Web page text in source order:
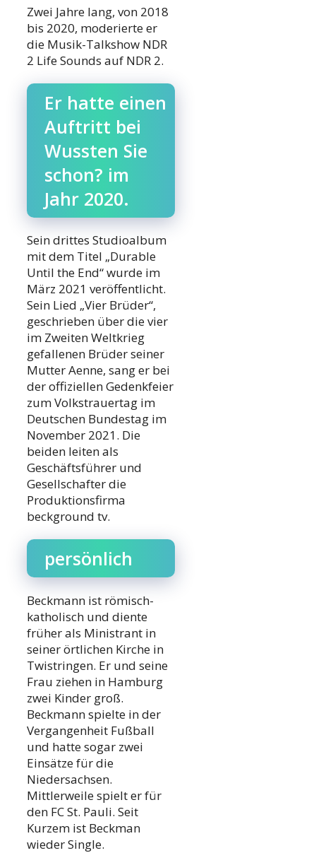
Zwei Jahre lang, von 2018
bis 2020, moderierte er
die Musik-Talkshow NDR
2 Life Sounds auf NDR 2.
Er hatte einen
Auftritt bei
Wussten Sie
schon? im
Jahr 2020.
Sein drittes Studioalbum
mit dem Titel „Durable
Until the End“ wurde im
März 2021 veröffentlicht.
Sein Lied „Vier Brüder“,
geschrieben über die vier
im Zweiten Weltkrieg
gefallenen Brüder seiner
Mutter Aenne, sang er bei
der offiziellen Gedenkfeier
zum Volkstrauertag im
Deutschen Bundestag im
November 2021. Die
beiden leiten als
Geschäftsführer und
Gesellschafter die
Produktionsfirma
beckground tv.
persönlich
Beckmann ist römisch-
katholisch und diente
früher als Ministrant in
seiner örtlichen Kirche in
Twistringen. Er und seine
Frau ziehen in Hamburg
zwei Kinder groß.
Beckmann spielte in der
Vergangenheit Fußball
und hatte sogar zwei
Einsätze für die
Niedersachsen.
Mittlerweile spielt er für
den FC St. Pauli. Seit
Kurzem ist Beckman
wieder Single.